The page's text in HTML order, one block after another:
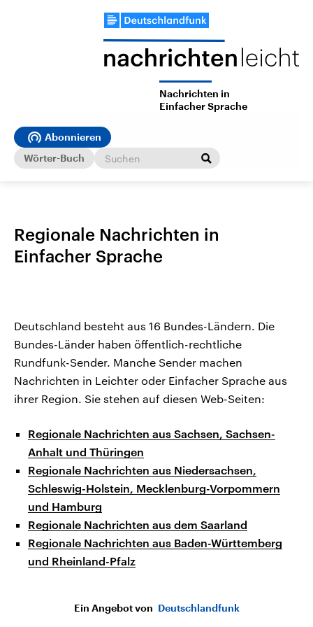
Nachrichten in
Einfacher Sprache
Abonnieren
Wörter-Buch
Regionale Nachrichten in
Einfacher Sprache
Deutschland besteht aus 16 Bundes-Ländern. Die
Bundes-Länder haben öffentlich-rechtliche
Rundfunk-Sender. Manche Sender machen
Nachrichten in Leichter oder Einfacher Sprache aus
ihrer Region. Sie stehen auf diesen Web-Seiten:
Regionale Nachrichten aus Sachsen, Sachsen-
Anhalt und Thüringen
Regionale Nachrichten aus Niedersachsen,
Schleswig-Holstein, Mecklenburg-Vorpommern
und Hamburg
Regionale Nachrichten aus dem Saarland
Regionale Nachrichten aus Baden-Württemberg
und Rheinland-Pfalz
Ein Angebot von Deutschlandfunk